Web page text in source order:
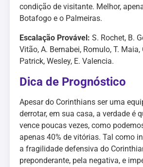
condição de visitante. Melhor,
Botafogo e o Palmeiras.
Escalação Provável: S. Rochet, B.
Vitão, A. Bernabei, Romulo, T. Maia,
Patrick, Wesley, E. Valencia.
Dica de Prognóstico
Apesar do Corinthians ser uma
derrotar, em sua casa, a verdade é
vence poucas vezes, como
apenas 40% de vitórias. Tal como
a fragilidade defensiva do
preponderante, pela negativa, e